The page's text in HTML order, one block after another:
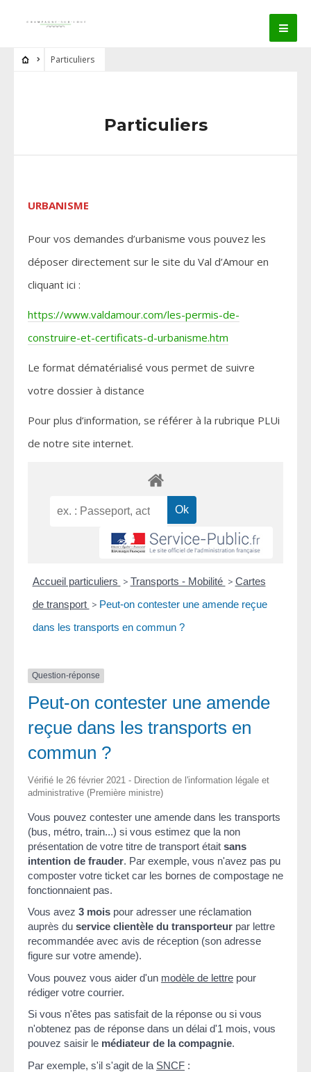
Particuliers
Particuliers
URBANISME
Pour vos demandes d’urbanisme vous pouvez les
déposer directement sur le site du Val d’Amour en
cliquant ici :
https://www.valdamour.com/les-permis-de-
construire-et-certificats-d-urbanisme.htm
Le format dématérialisé vous permet de suivre
votre dossier à distance
Pour plus d’information, se référer à la rubrique PLUi
de notre site internet.
Accueil particuliers > Transports - Mobilité > Cartes
de transport > Peut-on contester une amende reçue
dans les transports en commun ?
Question-réponse
Peut-on contester une amende
reçue dans les transports en
commun ?
Vérifié le 26 février 2021 - Direction de l'information légale et
administrative (Première ministre)
Vous pouvez contester une amende dans les transports
(bus, métro, train...) si vous estimez que la non
présentation de votre titre de transport était sans
intention de frauder. Par exemple, vous n'avez pas pu
composter votre ticket car les bornes de compostage ne
fonctionnaient pas.
Vous avez 3 mois pour adresser une réclamation
auprès du service clientèle du transporteur par lettre
recommandée avec avis de réception (son adresse
figure sur votre amende).
Vous pouvez vous aider d'un modèle de lettre pour
rédiger votre courrier.
Si vous n'êtes pas satisfait de la réponse ou si vous
n'obtenez pas de réponse dans un délai d'1 mois, vous
pouvez saisir le médiateur de la compagnie.
Par exemple, s'il s'agit de la SNCF :